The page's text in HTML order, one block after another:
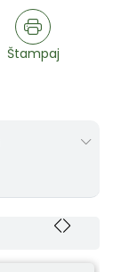
Štampaj